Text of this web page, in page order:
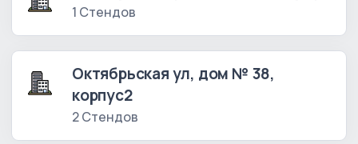
1 Стендов
Октябрьская ул, дом № 38,
корпус2
2 Стендов